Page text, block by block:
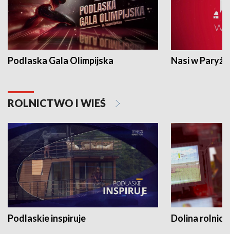
Podlaska Gala Olimpijska Nasi w Paryżu
ROLNICTWO I WIEŚ
Podlaskie inspiruje Dolina